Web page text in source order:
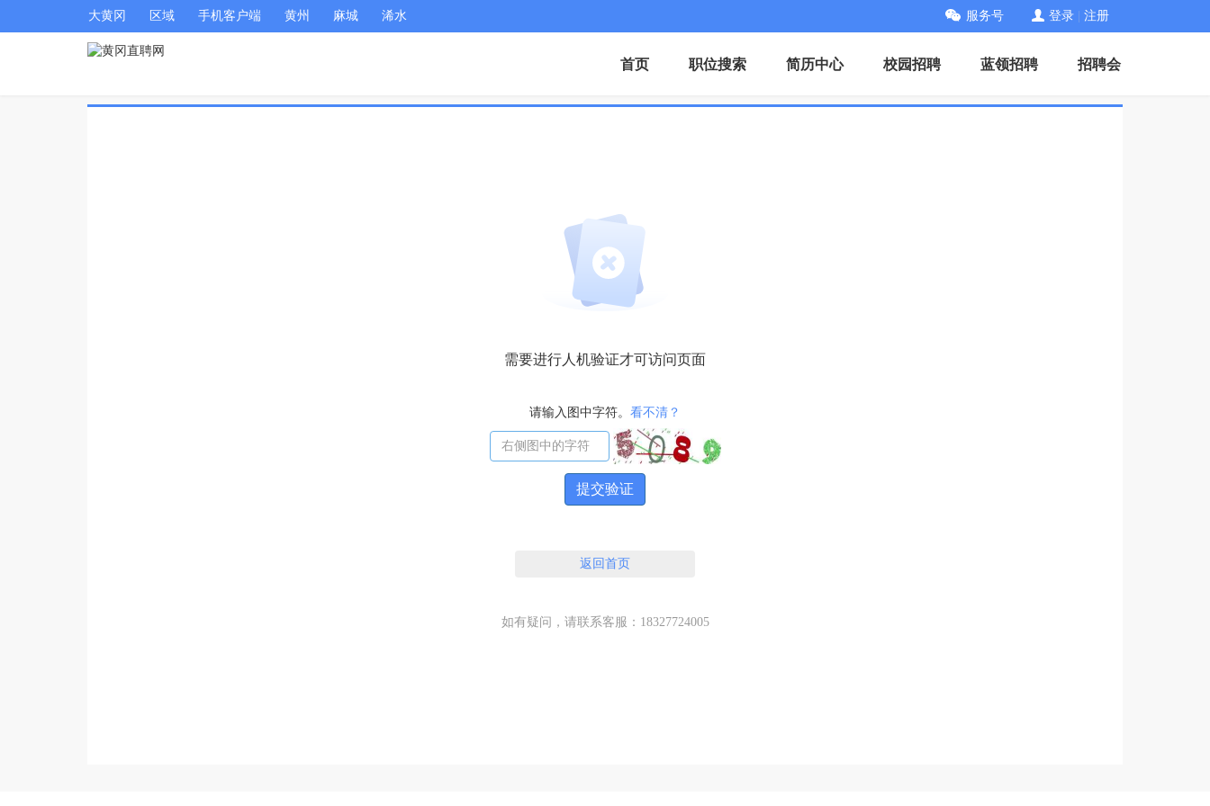
大黄冈 区域 手机客户端 黄州 麻城 浠水 服务号 登录 注册
首页 职位搜索 简历中心 校园招聘 蓝领招聘 招聘会
需要进行人机验证才可访问页面
请输入图中字符。 看不清？
提交验证
返回首页
如有疑问，请联系客服：18327724005